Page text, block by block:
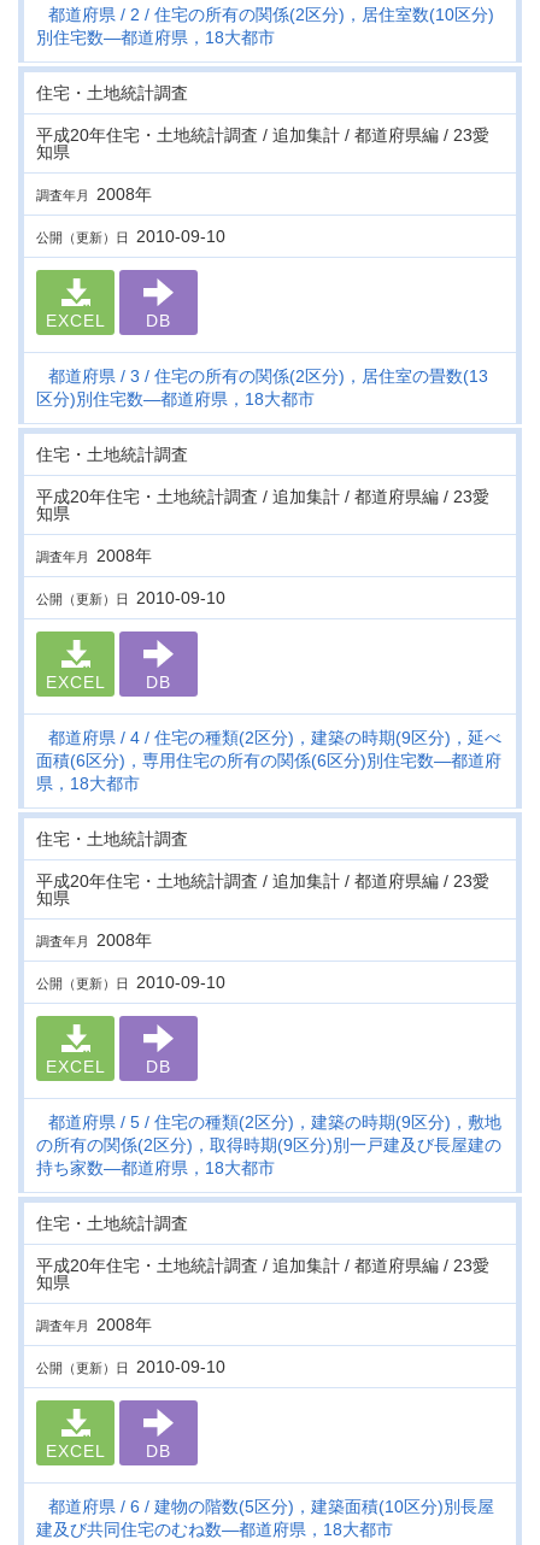
都道府県 2
住宅の所有の関係(2区分)，居住室数(10区分)
別住宅数―都道府県，18大都市
住宅・土地統計調査
平成20年住宅・土地統計調査 / 追加集計 / 都道府県編 / 23愛
知県
調査年月 2008年
公開（更新）日 2010-09-10
EXCEL DB
都道府県 3
住宅の所有の関係(2区分)，居住室の畳数(13
区分)別住宅数―都道府県，18大都市
住宅・土地統計調査
平成20年住宅・土地統計調査 / 追加集計 / 都道府県編 / 23愛
知県
調査年月 2008年
公開（更新）日 2010-09-10
EXCEL DB
都道府県 4
住宅の種類(2区分)，建築の時期(9区分)，延べ
面積(6区分)，専用住宅の所有の関係(6区分)別住宅数―都道府
県，18大都市
住宅・土地統計調査
平成20年住宅・土地統計調査 / 追加集計 / 都道府県編 / 23愛
知県
調査年月 2008年
公開（更新）日 2010-09-10
EXCEL DB
都道府県 5
住宅の種類(2区分)，建築の時期(9区分)，敷地
の所有の関係(2区分)，取得時期(9区分)別一戸建及び長屋建の
持ち家数―都道府県，18大都市
住宅・土地統計調査
平成20年住宅・土地統計調査 / 追加集計 / 都道府県編 / 23愛
知県
調査年月 2008年
公開（更新）日 2010-09-10
EXCEL DB
都道府県 6
建物の階数(5区分)，建築面積(10区分)別長屋
建及び共同住宅のむね数―都道府県，18大都市